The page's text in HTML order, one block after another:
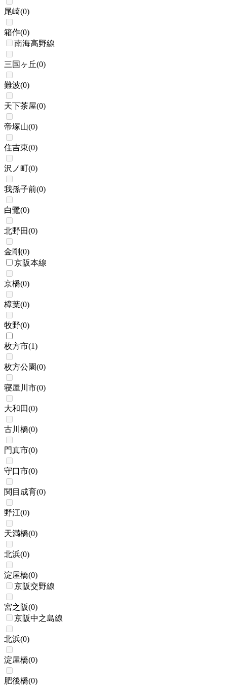
尾崎(0)
箱作(0)
南海高野線
三国ヶ丘(0)
難波(0)
天下茶屋(0)
帝塚山(0)
住吉東(0)
沢ノ町(0)
我孫子前(0)
白鷺(0)
北野田(0)
金剛(0)
京阪本線
京橋(0)
樟葉(0)
牧野(0)
枚方市(1)
枚方公園(0)
寝屋川市(0)
大和田(0)
古川橋(0)
門真市(0)
守口市(0)
関目成育(0)
野江(0)
天満橋(0)
北浜(0)
淀屋橋(0)
京阪交野線
宮之阪(0)
京阪中之島線
北浜(0)
淀屋橋(0)
肥後橋(0)